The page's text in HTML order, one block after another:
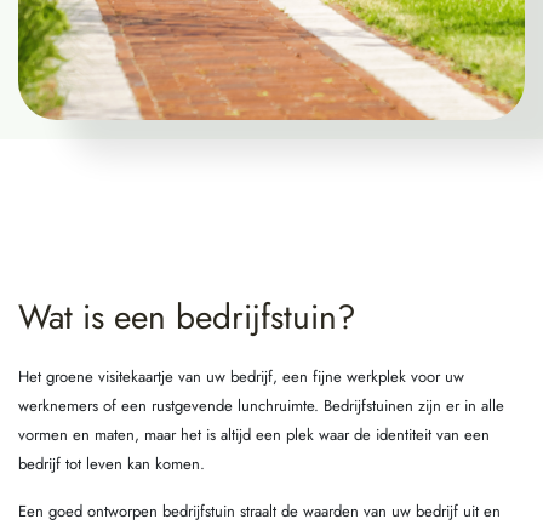
Wat is een bedrijfstuin?
Het groene visitekaartje van uw bedrijf, een fijne werkplek voor uw
werknemers of een rustgevende lunchruimte. Bedrijfstuinen zijn er in alle
vormen en maten, maar het is altijd een plek waar de identiteit van een
bedrijf tot leven kan komen.
Een goed ontworpen bedrijfstuin straalt de waarden van uw bedrijf uit en